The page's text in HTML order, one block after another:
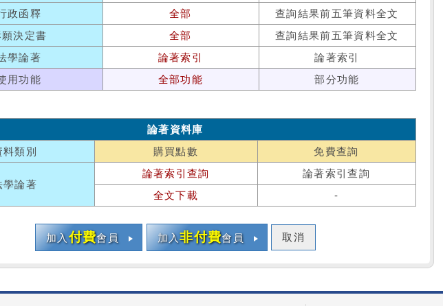
政函釋
全部
查詢結果前五筆資料全文
願決定書
全部
查詢結果前五筆資料全文
學論著
論著索引
論著索引
用功能
全部功能 部分功能
論著資料庫
料類別
購買點數 免費查詢
學論著
論著索引查詢
論著索引查詢
全文下載
-
加入付費會員 加入非付費會員 取消